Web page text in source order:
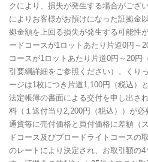
クにより、損失が発生する場合がござ
によりお客様がお預けになった証拠金
拠金額を上回る損失が発生する可能性
ードコースが1ロットあたり片道0円～
コースが1ロットあたり片道0円～20円
引要綱詳細をご参照ください）。くり
ージは1枚につき片道1,100円（税込）
法定帳簿の書面による交付を申し出さ
料（１送付当り2,200円（税込））が
通貨毎に売付価格と買付価格に差額（
ドコース及びブロードライトコースの
のレートにより決定され、お取引額の